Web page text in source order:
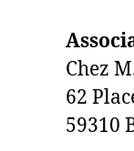
Chez
62
59310